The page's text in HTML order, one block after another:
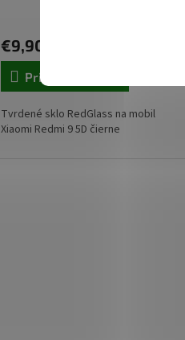
€9,90
Pridať do košíka
Tvrdené sklo RedGlass na mobil
Xiaomi Redmi 9 5D čierne